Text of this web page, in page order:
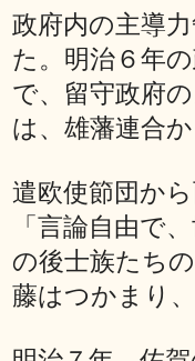
政府内の主導
た。明治６年
で、留守政府
は、雄藩連合
遣欧使節団か
「言論自由で
の後士族たち
藤はつかまり